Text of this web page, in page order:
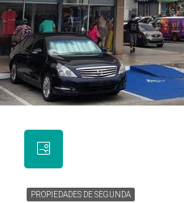
PROPIEDADES DE SEGUNDA